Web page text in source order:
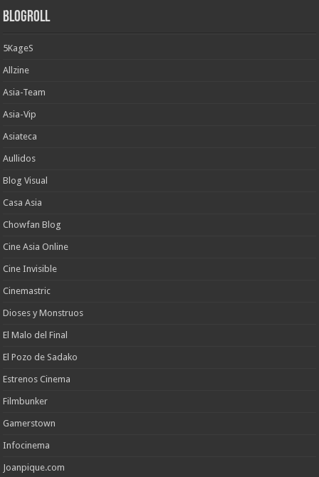
Blogroll
5KageS
Allzine
Asia-Team
Asia-Vip
Asiateca
Aullidos
Blog Visual
Casa Asia
Chowfan Blog
Cine Asia Online
Cine Invisible
Cinemastric
Dioses y Monstruos
El Malo del Final
El Pozo de Sadako
Estrenos Cinema
Filmbunker
Gamerstown
Infocinema
Joanpique.com